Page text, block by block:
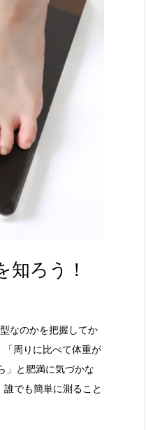
ろう！
なのかを把握してか
周りに比べて体重が
」と肥満に気づかな
でも簡単に測ること